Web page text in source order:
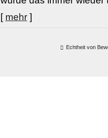
[ mehr ]
Echtheit von